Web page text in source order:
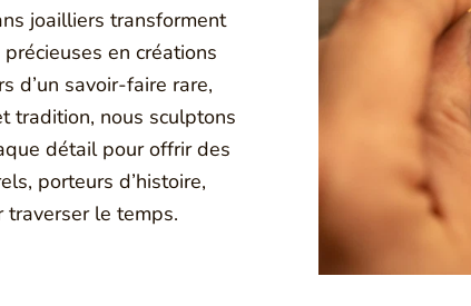
joailliers transforment
précieuses en créations
d’un savoir-faire rare,
tradition, nous sculptons
détail pour offrir des
porteurs d’histoire,
traverser le temps.
Lyon, Paris